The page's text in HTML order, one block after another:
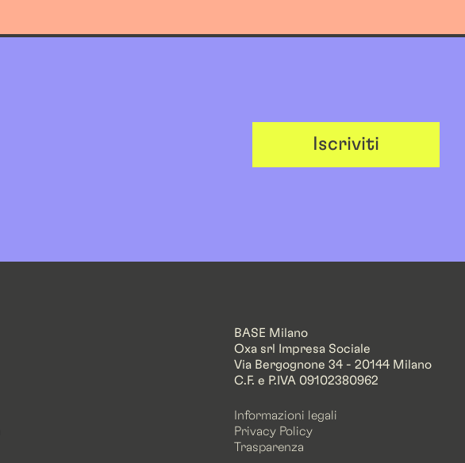
Iscriviti
BASE Milano
Oxa srl Impresa Sociale
Via Bergognone 34 - 20144 Milano
C.F. e P.IVA 09102380962
Informazioni legali
Privacy Policy
Trasparenza